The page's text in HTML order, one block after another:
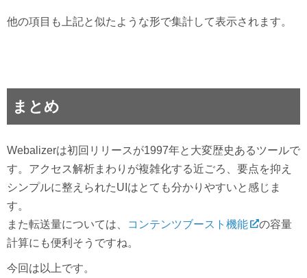
他の項目も上記と似たような形で集計して表示されます。
まとめ
Webalizerは初回リリースが1997年と大変歴史あるツールで
す。アクセス解析まわりが複雑化する近ごろ、要点を抑え
シンプルに整えられたUIはとても分かりやすいと感じま
す。
また転送量については、
コンテンツブースト機能
の容量
計算にも便利そうですね。
今回は以上です。